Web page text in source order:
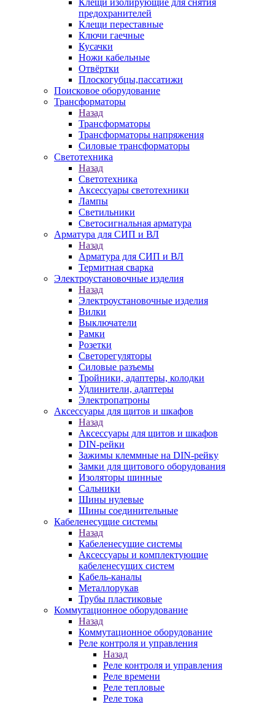
Клещи изолирующие для снятия
предохранителей
Клещи переставные
Ключи гаечные
Кусачки
Ножи кабельные
Отвёртки
Плоскогубцы,пассатижи
Поисковое оборудование
Трансформаторы
Назад
Трансформаторы
Трансформаторы напряжения
Силовые трансформаторы
Светотехника
Назад
Светотехника
Аксессуары светотехники
Лампы
Светильники
Светосигнальная арматура
Арматура для СИП и ВЛ
Назад
Арматура для СИП и ВЛ
Термитная сварка
Электроустановочные изделия
Назад
Электроустановочные изделия
Вилки
Выключатели
Рамки
Розетки
Светорегуляторы
Силовые разъемы
Тройники, адаптеры, колодки
Удлинители, адаптеры
Электропатроны
Аксессуары для щитов и шкафов
Назад
Аксессуары для щитов и шкафов
DIN-рейки
Зажимы клеммные на DIN-рейку
Замки для щитового оборудования
Изоляторы шинные
Сальники
Шины нулевые
Шины соединительные
Кабеленесущие системы
Назад
Кабеленесущие системы
Аксессуары и комплектующие
кабеленесущих систем
Кабель-каналы
Металлорукав
Трубы пластиковые
Коммутационное оборудование
Назад
Коммутационное оборудование
Реле контроля и управления
Назад
Реле контроля и управления
Реле времени
Реле тепловые
Реле тока